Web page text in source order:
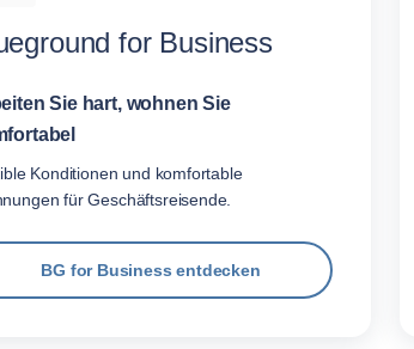
for Business
Sie hart, wohnen Sie
Konditionen und komfortable
für Geschäftsreisende.
BG for Business entdecken